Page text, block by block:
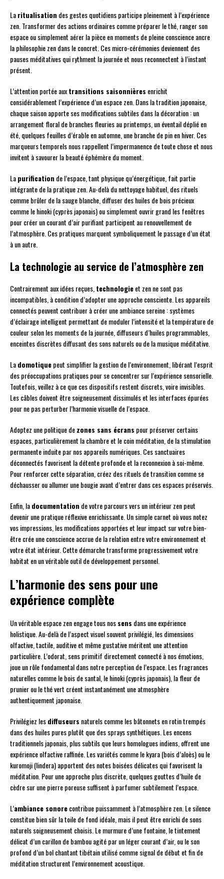
Laritualisation des gestes quotidiens participe pleinement à l’expérience
zen. Transformer des actions ordinaires comme préparer le thé, ranger son
espace ou simplement aérer la pièce en moments de pleine conscience ancre
la philosophie zen dans le concret. Ces micro-cérémonies deviennent des
pauses méditatives qui rythment la journée et nous reconnectent à l’instant
présent.
L’attention portée auxtransitions saisonnières enrichit
considérablement l’expérience d’un espace zen. Dans la tradition japonaise,
chaque saison apporte ses modifications subtiles dans la décoration : un
arrangement floral de branches fleuries au printemps, un éventail déplié en
été, quelques feuilles d’érable en automne, une branche de pin en hiver. Ces
marqueurs temporels nous rappellent l’impermanence de toute chose et nous
invitent à savourer la beauté éphémère du moment.
Lapurification de l’espace, tant physique qu’énergétique, fait partie
intégrante de la pratique zen. Au-delà du nettoyage habituel, des rituels
comme brûler de la sauge blanche, diffuser des huiles de bois précieux
comme le hinoki (cyprès japonais) ou simplement ouvrir grand les fenêtres
pour créer un courant d’air purifiant participent au renouvellement de
l’atmosphère. Ces pratiques marquent symboliquement le passage d’un état
à un autre.
La technologie au service de l’atmosphère zen
Contrairement aux idées reçues,technologieet zen ne sont pas
incompatibles, à condition d’adopter une approche consciente. Les appareils
connectés peuvent contribuer à créer une ambiance sereine : systèmes
d’éclairage intelligent permettant de moduler l’intensité et la température de
couleur selon les moments de la journée, diffuseurs d’huiles programmables,
enceintes discrètes diffusant des sons naturels ou de la musique méditative.
Ladomotiquepeut simplifier la gestion de l’environnement, libérant l’esprit
des préoccupations pratiques pour se concentrer sur l’expérience sensorielle.
Toutefois, veillez à ce que ces dispositifs restent discrets, voire invisibles.
Les câbles doivent être soigneusement dissimulés et les interfaces épurées
pour ne pas perturber l’harmonie visuelle de l’espace.
Adoptez une politique dezones sans écrans pour préserver certains
espaces, particulièrement la chambre et le coin méditation, de la stimulation
permanente induite par nos appareils numériques. Ces sanctuaires
déconnectés favorisent la détente profonde et la reconnexion à soi-même.
Pour renforcer cette séparation, créez des rituels de transition comme se
déchausser ou allumer une bougie avant d’entrer dans ces espaces préservés.
Enfin, ladocumentation de votre parcours vers un intérieur zen peut
devenir une pratique réflexive enrichissante. Un simple carnet où vous notez
vos impressions, les modifications apportées et leur impact sur votre bien-
être crée une conscience accrue de la relation entre votre environnement et
votre état intérieur. Cette démarche transforme progressivement votre
habitat en un véritable outil de développement personnel.
L’harmonie des sens pour une
expérience complète
Un véritable espace zen engage tous nossens dans une expérience
holistique. Au-delà de l’aspect visuel souvent privilégié, les dimensions
olfactive, tactile, auditive et même gustative méritent une attention
particulière. L’odorat, sens primitif directement connecté à nos émotions,
joue un rôle fondamental dans notre perception de l’espace. Les fragrances
naturelles comme le bois de santal, le hinoki (cyprès japonais), la fleur de
prunier ou le thé vert créent instantanément une atmosphère
authentiquement japonaise.
Privilégiez lesdiffuseurs naturels comme les bâtonnets en rotin trempés
dans des huiles pures plutôt que des sprays synthétiques. Les encens
traditionnels japonais, plus subtils que leurs homologues indiens, offrent une
expérience olfactive raffinée. Les variétés comme le kyara (bois d’aloès) ou le
kuromoji (lindera) apportent des notes boisées délicates qui favorisent la
méditation. Pour une approche plus discrète, quelques gouttes d’huile de
cèdre sur une pierre poreuse suffisent à parfumer subtilement l’espace.
L’ambiance sonorecontribue puissamment à l’atmosphère zen. Le silence
constitue bien sûr la toile de fond idéale, mais il peut être enrichi de sons
naturels soigneusement choisis. Le murmure d’une fontaine, le tintement
délicat d’un carillon de bambou agité par un léger courant d’air, ou le son
profond d’un bol chantant tibétain utilisé comme signal de début et fin de
méditation structurent l’environnement acoustique.